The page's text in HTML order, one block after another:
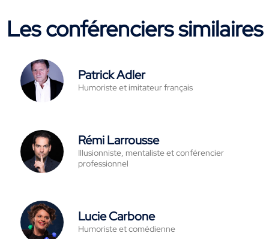
Les conférenciers similaires
Patrick Adler
Humoriste et imitateur français
Rémi Larrousse
Illusionniste, mentaliste et conférencier
professionnel
Lucie Carbone
Humoriste et comédienne